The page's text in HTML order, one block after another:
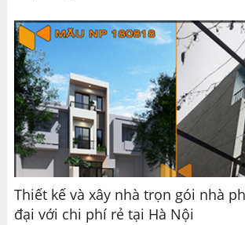
Thiết kế và xây nhà trọn gói nhà
đại với chi phí rẻ tại Hà Nội